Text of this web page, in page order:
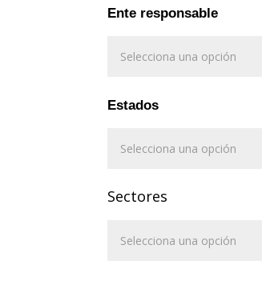
Ente responsable
Estados
Sectores